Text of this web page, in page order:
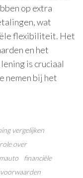
op extra
wat
flexibiliteit. Het
en het
is cruciaal
nemen bij het
vergelijken
over
financiële